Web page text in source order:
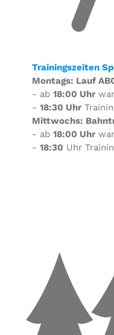
Trainingszeiten
Montags: Lauf
- ab 18:00 Uhr
- 18:30 Uhr
Mittwochs:
- ab 18:00 Uhr
- 18:30 Uhr